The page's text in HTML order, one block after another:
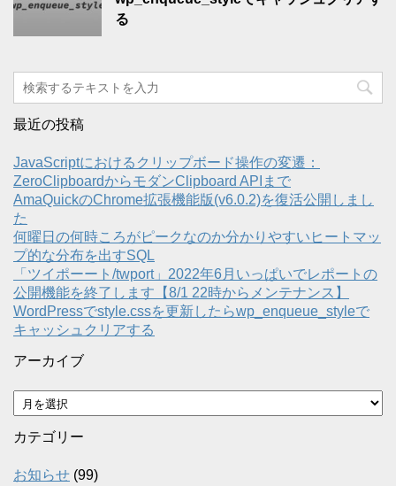
る
最近の投稿
JavaScriptにおけるクリップボード操作の変遷：
ZeroClipboardからモダンClipboard APIまで
AmaQuickのChrome拡張機能版(v6.0.2)を復活公開しまし
た
何曜日の何時ころがピークなのか分かりやすいヒートマッ
プ的な分布を出すSQL
「ツイポーート/twport」2022年6月いっぱいでレポートの
公開機能を終了します【8/1 22時からメンテナンス】
WordPressでstyle.cssを更新したらwp_enqueue_styleで
キャッシュクリアする
アーカイブ
ア
ー
カ
ブ
カテゴリー
お知らせ (99)